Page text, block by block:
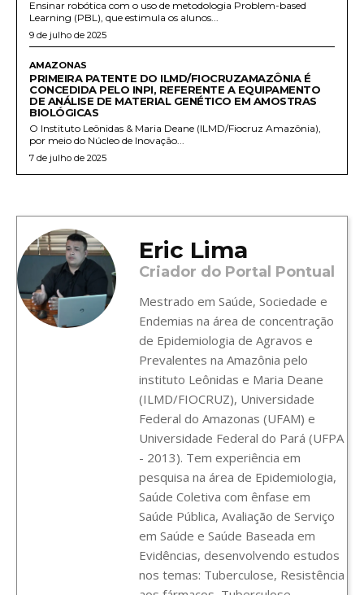
Ensinar robótica com o uso de metodologia Problem-based
Learning (PBL), que estimula os alunos...
9 de julho de 2025
AMAZONAS
PRIMEIRA PATENTE DO ILMD/FIOCRUZAMAZÔNIA É
CONCEDIDA PELO INPI, REFERENTE A EQUIPAMENTO
DE ANÁLISE DE MATERIAL GENÉTICO EM AMOSTRAS
BIOLÓGICAS
O Instituto Leônidas & Maria Deane (ILMD/Fiocruz Amazônia),
por meio do Núcleo de Inovação...
7 de julho de 2025
Eric Lima
Criador do Portal Pontual
Mestrado em Saúde, Sociedade e
Endemias na área de concentração
de Epidemiologia de Agravos e
Prevalentes na Amazônia pelo
instituto Leônidas e Maria Deane
(ILMD/FIOCRUZ), Universidade
Federal do Amazonas (UFAM) e
Universidade Federal do Pará (UFPA
- 2013). Tem experiência em
pesquisa na área de Epidemiologia,
Saúde Coletiva com ênfase em
Saúde Pública, Avaliação de Serviço
em Saúde e Saúde Baseada em
Evidências, desenvolvendo estudos
nos temas: Tuberculose, Resistência